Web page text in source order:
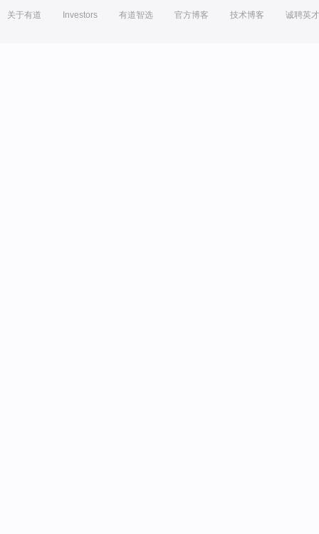
关于有道 Investors 有道智选 官方博客 技术博客 诚聘英才